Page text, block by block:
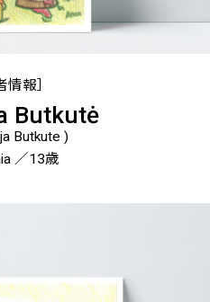
情報］
Butkutė
Butkute )
／13歳